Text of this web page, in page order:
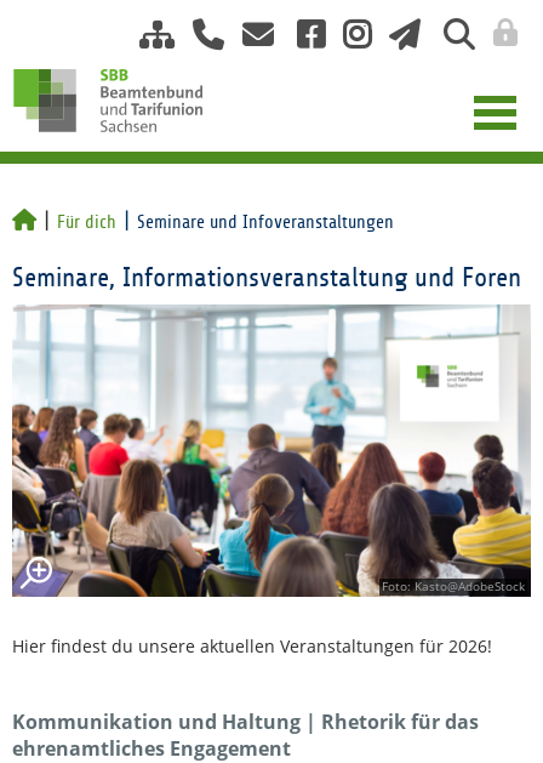
Für dich Seminare und Infoveranstaltungen
Seminare, Informationsveranstaltung und Foren
Foto: Kasto@AdobeStock
Hier findest du unsere aktuellen Veranstaltungen für 2026!
Kommunikation und Haltung | Rhetorik für das
ehrenamtliches Engagement